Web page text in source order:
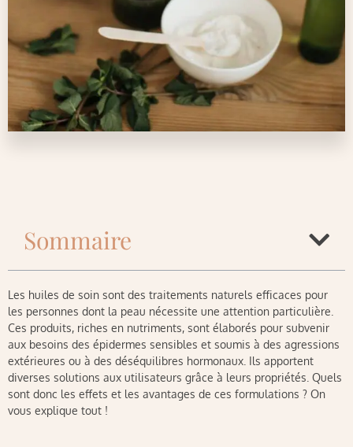
Sommaire
Les huiles de soin sont des traitements naturels efficaces pour
les personnes dont la peau nécessite une attention particulière.
Ces produits, riches en nutriments, sont élaborés pour subvenir
aux besoins des épidermes sensibles et soumis à des agressions
extérieures ou à des déséquilibres hormonaux. Ils apportent
diverses solutions aux utilisateurs grâce à leurs propriétés. Quels
sont donc les effets et les avantages de ces formulations ? On
vous explique tout !